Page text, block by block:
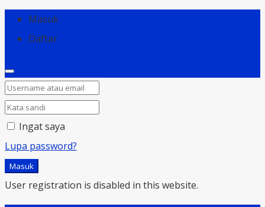
Masuk
Daftar
Ingat saya
Lupa password?
Masuk
User registration is disabled in this website.